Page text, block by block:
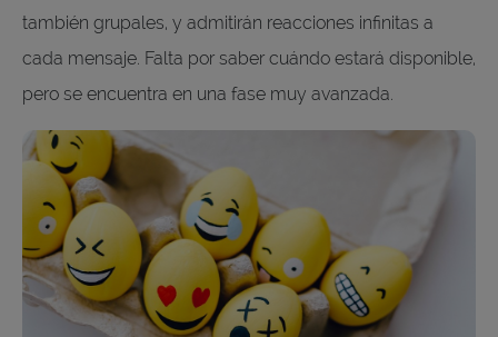
también grupales, y admitirán reacciones infinitas a
cada mensaje. Falta por saber cuándo estará disponible,
pero se encuentra en una fase muy avanzada.